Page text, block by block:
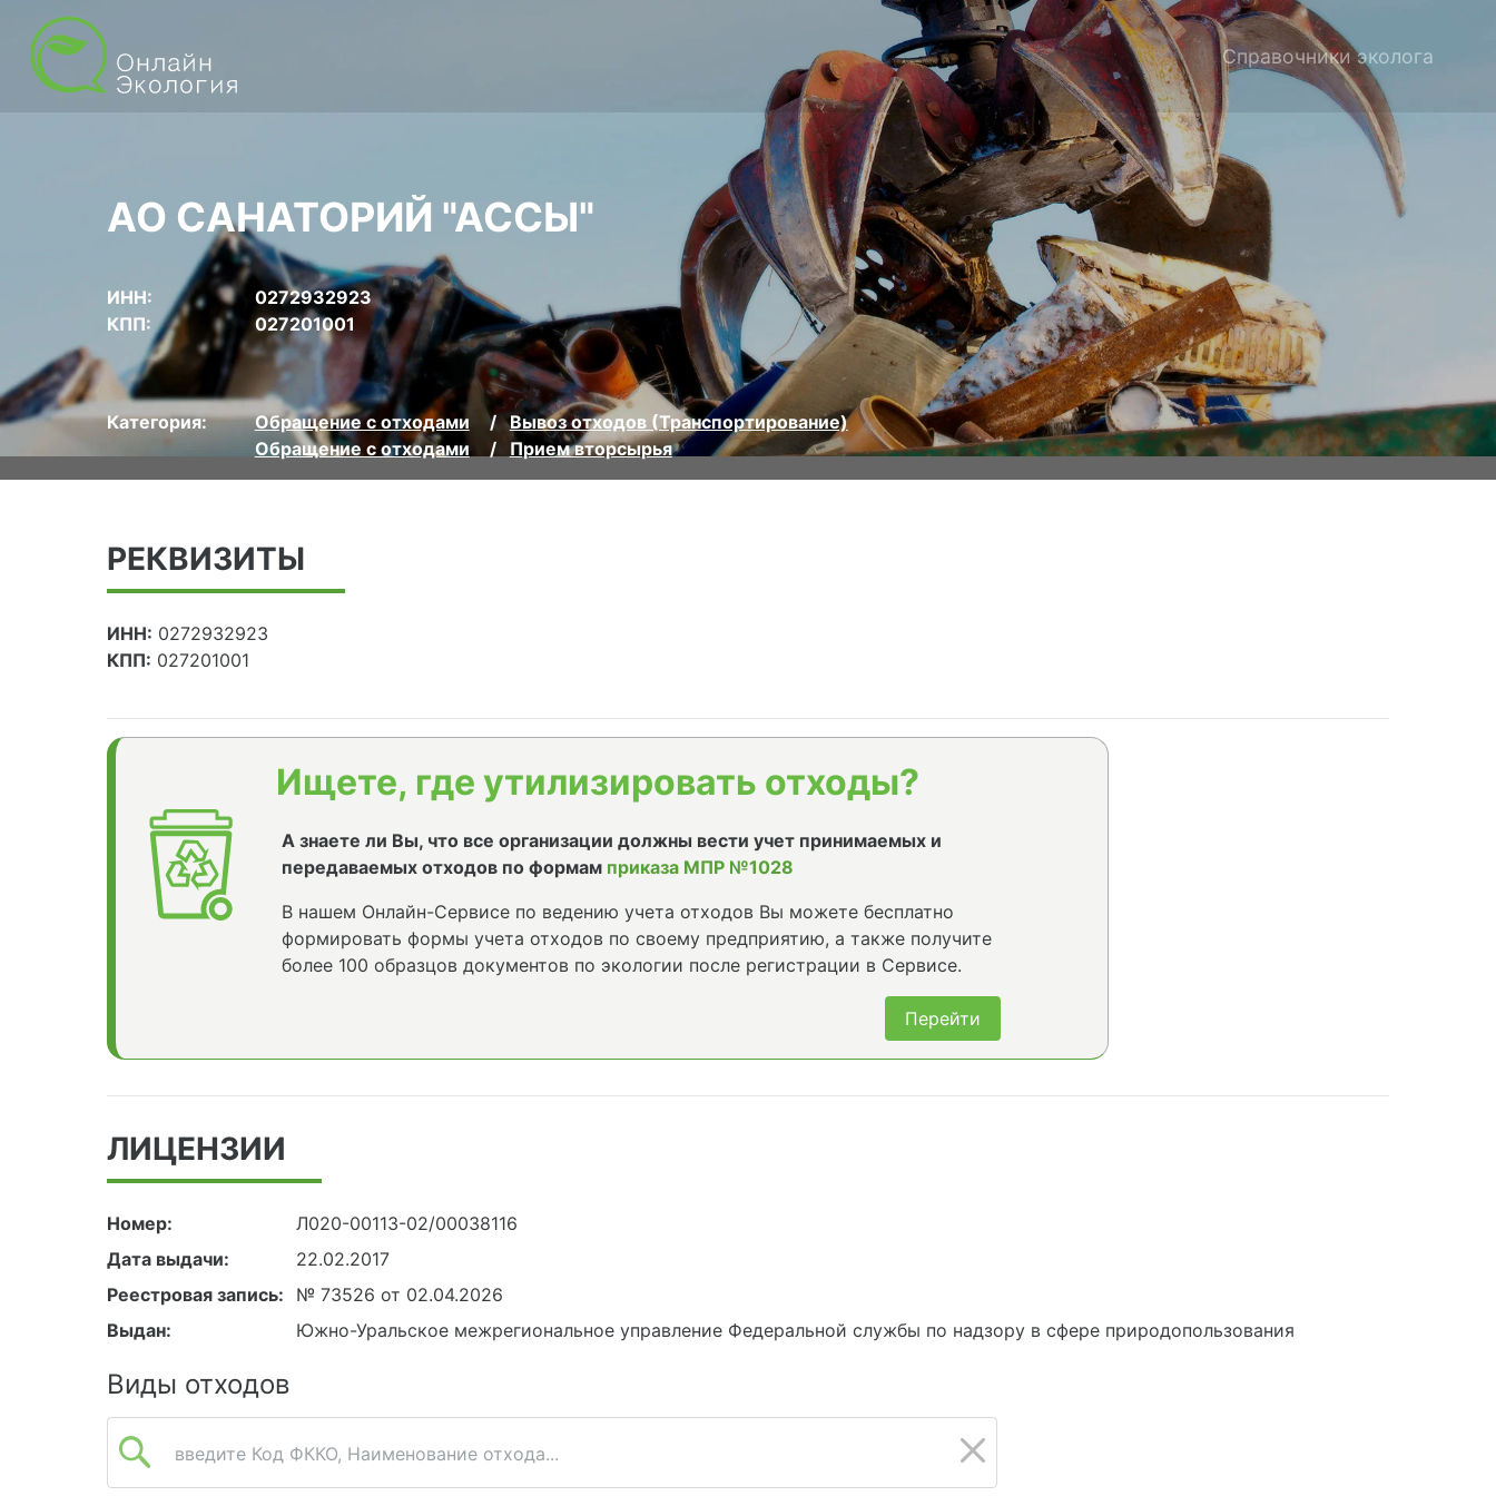
Справочники эколога
АО САНАТОРИЙ "АССЫ"
ИНН:
0272932923
КПП:
027201001
Категория: Обращение с отходами
Вывоз отходов (Транспортирование)
Обращение с отходами
Прием вторсырья
РЕКВИЗИТЫ
ИНН: 0272932923
КПП: 027201001
Ищете, где утилизировать отходы?
А знаете ли Вы, что все организации должны вести учет принимаемых и
передаваемых отходов по формам приказа МПР №1028
В нашем Онлайн-Сервисе по ведению учета отходов Вы можете бесплатно
формировать формы учета отходов по своему предприятию, а также получите
более 100 образцов документов по экологии после регистрации в Сервисе.
Перейти
ЛИЦЕНЗИИ
Номер:
Л020-00113-02/00038116
Дата выдачи:
22.02.2017
Реестровая запись:
№ 73526 от 02.04.2026
Выдан:
Южно-Уральское межрегиональное управление Федеральной службы по надзору в сфере природопользования
Виды отходов
введите Код ФККО, Наименование отхода...